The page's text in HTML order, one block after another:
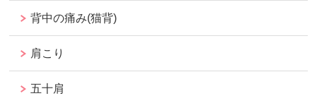
背中の痛み(猫背)
肩こり
五十肩